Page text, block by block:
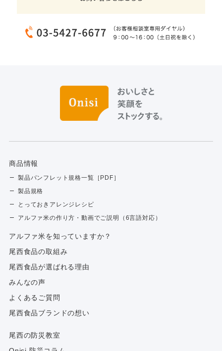
商品情報
製品パンフレット規格一覧［PDF］
製品規格
とっておきアレンジレシピ
アルファ米の作り方・動画でご説明（6言語対応）
アルファ⽶を知っていますか？
尾西食品の取組み
尾西食品が選ばれる理由
みんなの声
よくあるご質問
尾西食品ブランドの想い
尾西の防災教室